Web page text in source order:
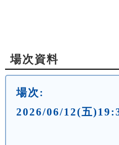
場次資料
場次:
2026/06/12(五